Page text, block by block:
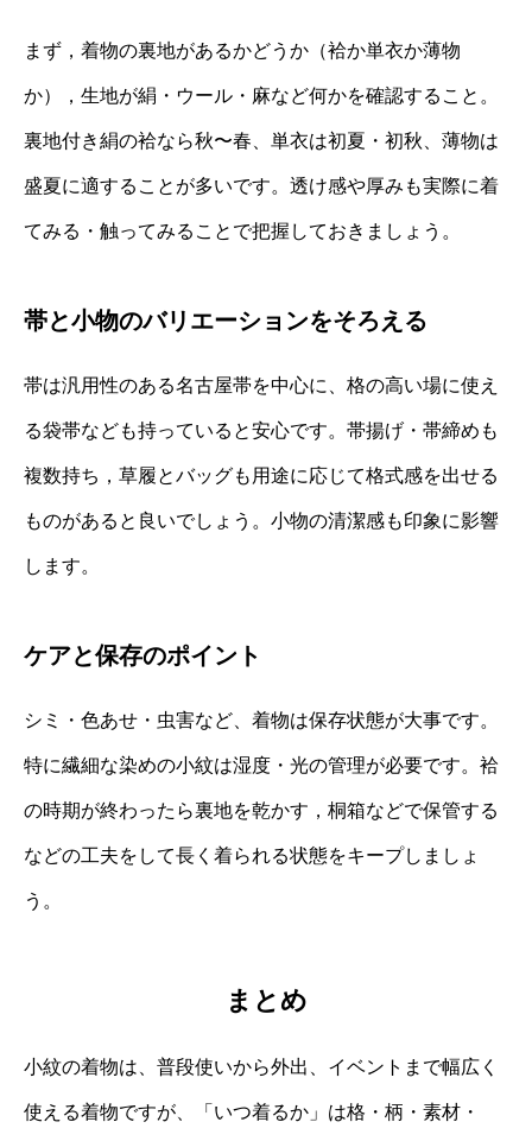
まず，着物の裏地があるかどうか（袷か単衣か薄物
か），生地が絹・ウール・麻など何かを確認すること。
裏地付き絹の袷なら秋〜春、単衣は初夏・初秋、薄物は
盛夏に適することが多いです。透け感や厚みも実際に着
てみる・触ってみることで把握しておきましょう。
帯と小物のバリエーションをそろえる
帯は汎用性のある名古屋帯を中心に、格の高い場に使え
る袋帯なども持っていると安心です。帯揚げ・帯締めも
複数持ち，草履とバッグも用途に応じて格式感を出せる
ものがあると良いでしょう。小物の清潔感も印象に影響
します。
ケアと保存のポイント
シミ・色あせ・虫害など、着物は保存状態が大事です。
特に繊細な染めの小紋は湿度・光の管理が必要です。袷
の時期が終わったら裏地を乾かす，桐箱などで保管する
などの工夫をして長く着られる状態をキープしましょ
う。
まとめ
小紋の着物は、普段使いから外出、イベントまで幅広く
使える着物ですが、「いつ着るか」は格・柄・素材・